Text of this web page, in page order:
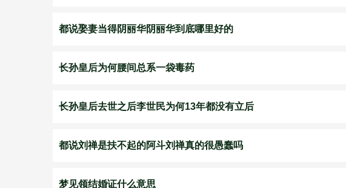
都说娶妻当得阴丽华阴丽华到底哪里好的
长孙皇后为何腰间总系一袋毒药
长孙皇后去世之后李世民为何13年都没有立后
都说刘禅是扶不起的阿斗刘禅真的很愚蠢吗
梦见领结婚证什么意思